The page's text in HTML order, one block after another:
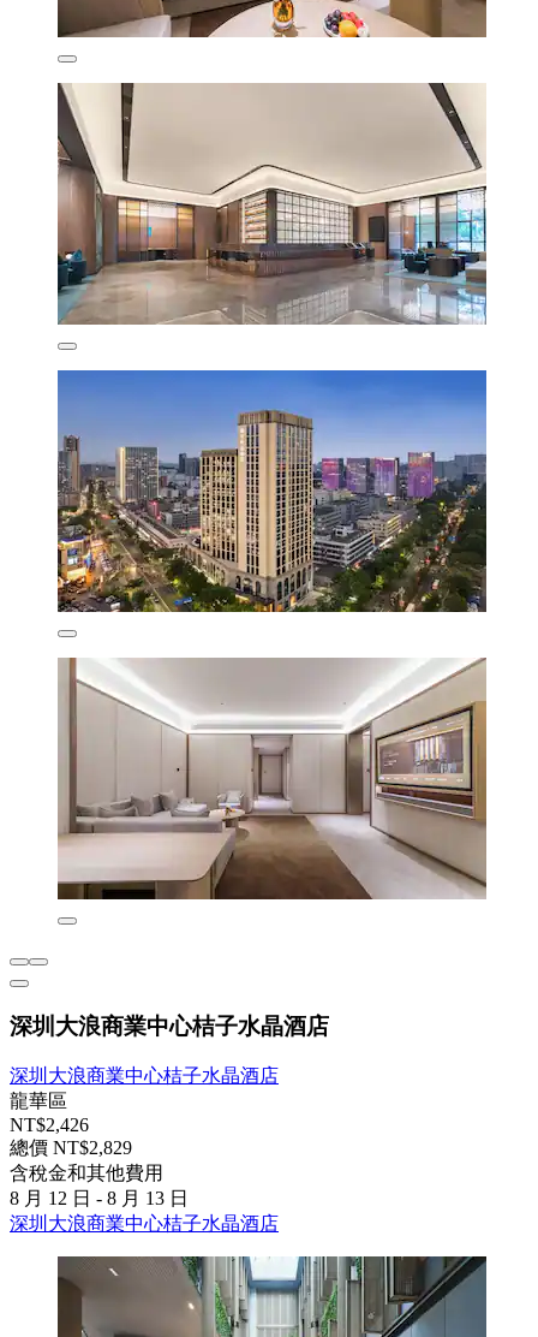
深圳大浪商業中心桔子水晶酒店
深圳大浪商業中心桔子水晶酒店
龍華區
NT$2,426
總價 NT$2,829
含稅金和其他費用
8 月 12 日 - 8 月 13 日
深圳大浪商業中心桔子水晶酒店